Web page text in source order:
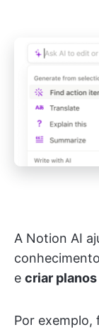
A Notion AI
e criar
Por exemplo,